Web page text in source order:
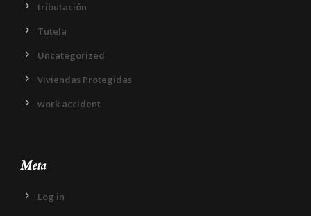
tributación
Tutela
Uncategorized
Viviendas Protegidas
work accident
Meta
Log in